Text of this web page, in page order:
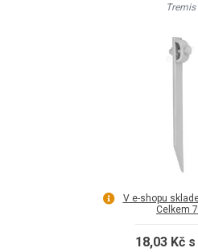
Tremis
V e-shopu
Celkem
18,03 Kč